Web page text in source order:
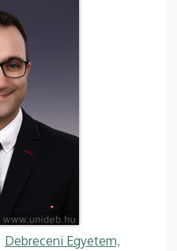
Debreceni Egyetem,